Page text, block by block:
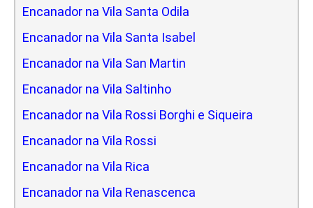
Encanador na Vila Santa Odila
Encanador na Vila Santa Isabel
Encanador na Vila San Martin
Encanador na Vila Saltinho
Encanador na Vila Rossi Borghi e Siqueira
Encanador na Vila Rossi
Encanador na Vila Rica
Encanador na Vila Renascenca